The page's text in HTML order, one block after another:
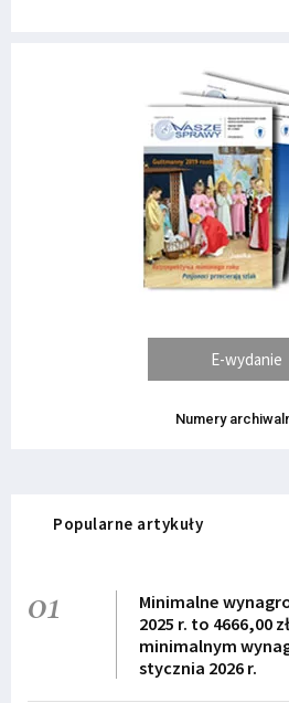
E-wydanie
Numery
Popularne artykuły
01
Minimalne
2025 r. to 4666,00
minimalnym
stycznia 2026 r.